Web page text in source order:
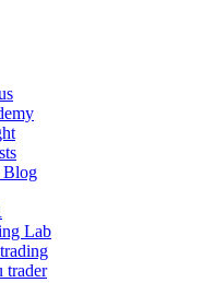
Blog
Lab
trader